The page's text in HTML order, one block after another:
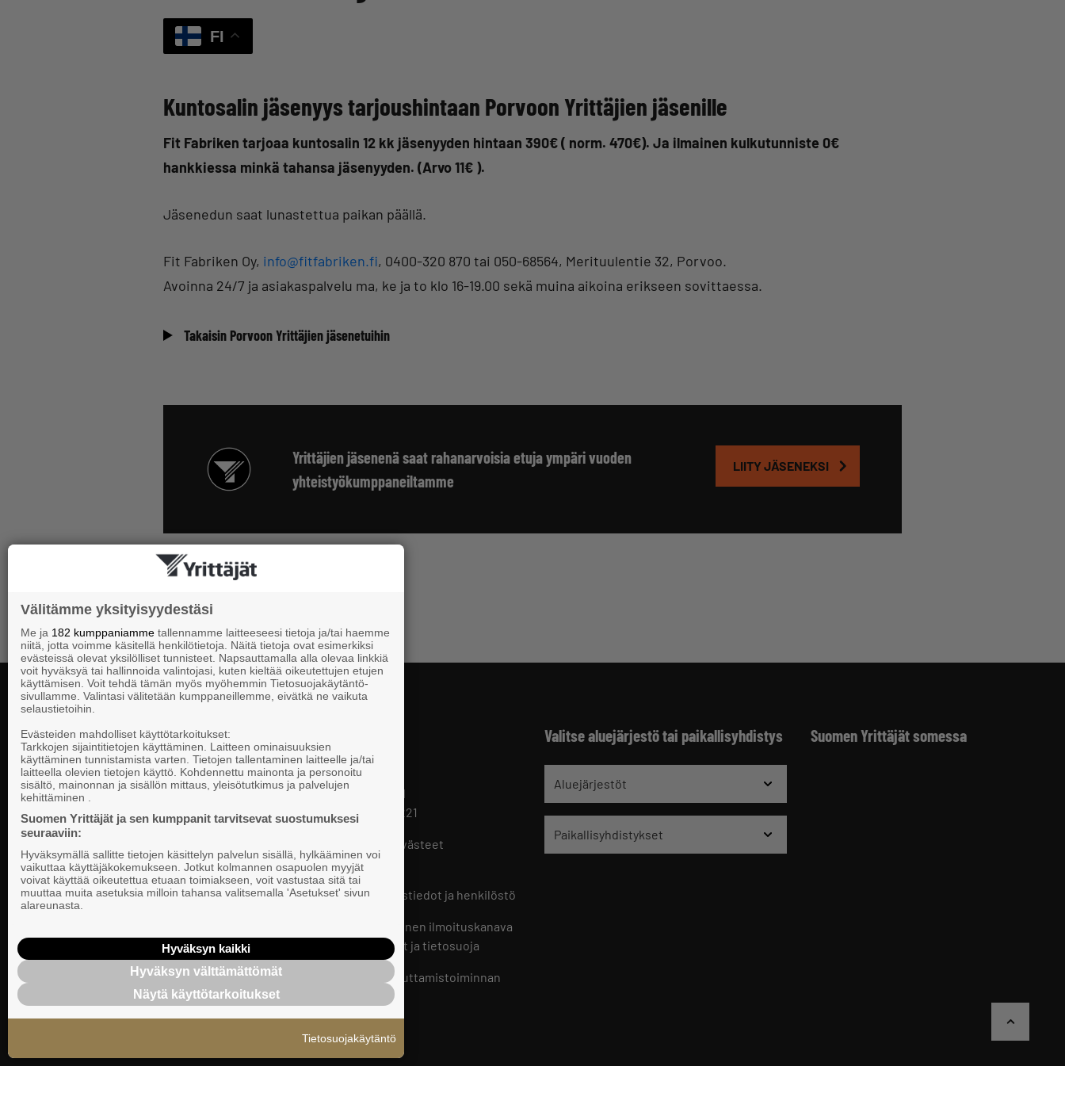
FI
Kuntosalin jäsenyys tarjoushintaan Porvoon Yrittäjien jäsenille
Fit Fabriken tarjoaa kuntosalin 12 kk jäsenyyden hintaan 390€ ( norm. 470€). Ja ilmainen kulkutunniste 0€
hankkiessa minkä tahansa jäsenyyden. (Arvo 11€ ).
Jäsenedun saat lunastettua paikan päällä.
Fit Fabriken Oy, info@fitfabriken.fi, 0400-320 870 tai 050-68564, Merituulentie 32, Porvoo.
Avoinna 24/7 ja asiakaspalvelu ma, ke ja to klo 16-19.00 sekä muina aikoina erikseen sovittaessa.
Takaisin Porvoon Yrittäjien jäsenetuihin
Yrittäjien jäsenenä saat rahanarvoisia etuja ympäri vuoden
yhteistyökumppaneiltamme
LIITY JÄSENEKSI
Valtakunnallista, alueellista ja paikallista
vaikuttamista pk-yrittäjien puolesta.
Suomen Yrittäjät
PL 999, 00101 HELSINKI
Puhelinvaihde 09 229 221
Tietosuojaseloste ja evästeet
Evästeasetukset
Keskusjärjestön yhteystiedot ja henkilöstö
Suomen Yrittäjien sisäinen ilmoituskanava
Ilmoituskanavan ohjeet ja tietosuoja
Suomen Yrittäjien vaikuttamistoiminnan
tietosuojaseloste
Valitse aluejärjestö tai paikallisyhdistys
Aluejärjestöt
Paikallisyhdistykset
Suomen Yrittäjät somessa
Välitämme yksityisyydestäsi
Me ja 182 kumppaniamme tallennamme laitteeseesi tietoja ja/tai haemme
niitä, jotta voimme käsitellä henkilötietoja. Näitä tietoja ovat esimerkiksi
evästeissä olevat yksilölliset tunnisteet. Napsauttamalla alla olevaa linkkiä
voit hyväksyä tai hallinnoida valintojasi, kuten kieltää oikeutettujen etujen
käyttämisen. Voit tehdä tämän myös myöhemmin Tietosuojakäytäntö-
sivullamme. Valintasi välitetään kumppaneillemme, eivätkä ne vaikuta
selaustietoihin.
Evästeiden mahdolliset käyttötarkoitukset:
Tarkkojen sijaintitietojen käyttäminen. Laitteen ominaisuuksien
käyttäminen tunnistamista varten. Tietojen tallentaminen laitteelle ja/tai
laitteella olevien tietojen käyttö. Kohdennettu mainonta ja personoitu
sisältö, mainonnan ja sisällön mittaus, yleisötutkimus ja palvelujen
kehittäminen .
Suomen Yrittäjät ja sen kumppanit tarvitsevat suostumuksesi
seuraaviin:
Hyväksymällä sallitte tietojen käsittelyn palvelun sisällä, hylkääminen voi
vaikuttaa käyttäjäkokemukseen. Jotkut kolmannen osapuolen myyjät
voivat käyttää oikeutettua etuaan toimiakseen, voit vastustaa sitä tai
muuttaa muita asetuksia milloin tahansa valitsemalla 'Asetukset' sivun
alareunasta.
Hyväksyn kaikki
Hyväksyn välttämättömät
Näytä käyttötarkoitukset
Tietosuojakäytäntö